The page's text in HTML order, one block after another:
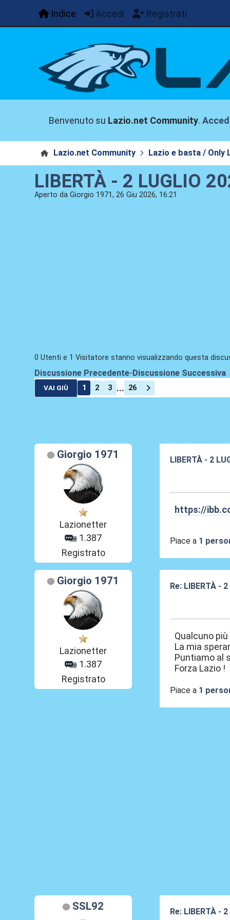
Indice Accedi Registrati
Benvenuto su Lazio.net Community.
Lazio.net Community Lazio e basta / Only
LIBERTÀ - 2 LUGLIO
Aperto da Giorgio 1971, 26 Giu 2026, 16:21
0 Utenti e 1 Visitatore stanno visualizzando questa
Discussione Precedente- Discussione Successiva
VAI GIÙ 1 2 3 ... 26
Giorgio 1971
Lazionetter
1.387
Registrato
LIBERTÀ - 2
https://
Piace a 1
Giorgio 1971
Lazionetter
1.387
Registrato
Re: LIBERTÀ -
Qualcuno
La mia
Puntiamo al
Forza Lazio !
Piace a 1
SSL92
Re: LIBERTÀ -